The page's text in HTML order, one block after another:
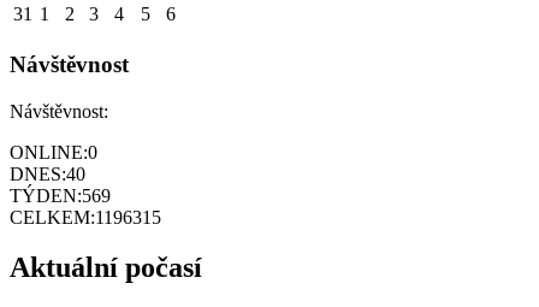
31 1 2 3 4 5 6
Návštěvnost
Návštěvnost:
ONLINE:0
DNES:40
TÝDEN:569
CELKEM:1196315
Aktuální počasí